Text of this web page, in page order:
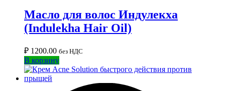
Масло для волос Индулекха
(Indulekha Hair Oil)
₽ 1200.00 без НДС
В корзину